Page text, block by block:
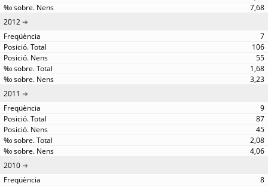
7,68
2012
7
106
55
1,68
3,23
2011
9
87
45
2,08
4,06
2010
8